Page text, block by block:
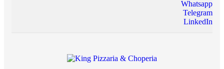
Whatsapp
Telegram
LinkedIn